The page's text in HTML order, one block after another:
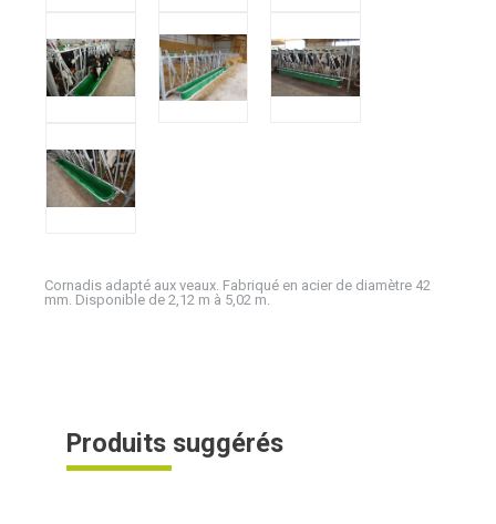
Cornadis adapté aux veaux. Fabriqué en acier de diamètre 42
mm. Disponible de 2,12 m à 5,02 m.
Produits suggérés